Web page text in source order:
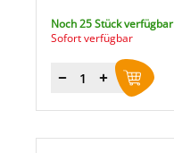
Noch 25 Stück verfügbar
Sofort verfügbar
Menge